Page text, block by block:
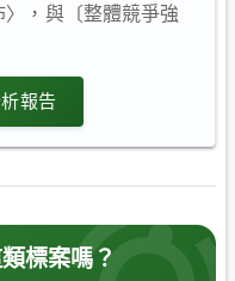
，與〔整體競爭強
報告
標案嗎？